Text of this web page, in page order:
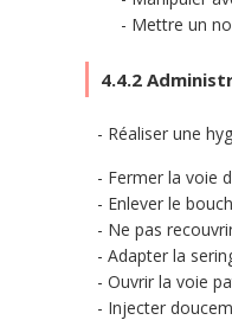
Mettre un
4.4.2
Réaliser une
Fermer la voie
Enlever le
Ne pas
Adapter la
Ouvrir la voie
Injecter